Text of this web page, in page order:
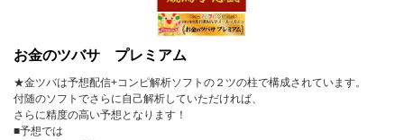
お金のツバサ プレミアム
★金ツバは予想配信+コンピ解析ソフトの２ツの柱で構成されています。
付随のソフトでさらに自己解析していただければ、
さらに精度の高い予想となります！
■予想では
2月
4月 5月
7月 8月
10月